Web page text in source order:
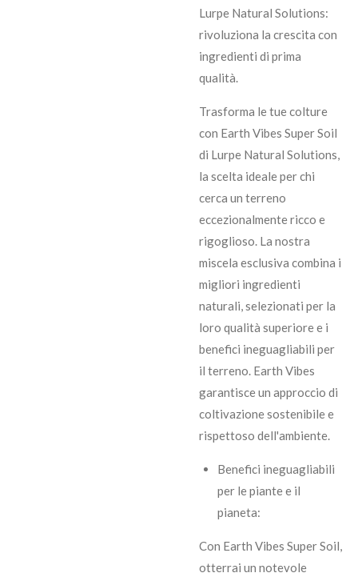
Lurpe Natural Solutions:
rivoluziona la crescita con
ingredienti di prima
qualità.
Trasforma le tue colture
con Earth Vibes Super Soil
di Lurpe Natural Solutions,
la scelta ideale per chi
cerca un terreno
eccezionalmente ricco e
rigoglioso. La nostra
miscela esclusiva combina i
migliori ingredienti
naturali, selezionati per la
loro qualità superiore e i
benefici ineguagliabili per
il terreno. Earth Vibes
garantisce un approccio di
coltivazione sostenibile e
rispettoso dell'ambiente.
Benefici ineguagliabili
per le piante e il
pianeta:
Con Earth Vibes Super Soil,
otterrai un notevole